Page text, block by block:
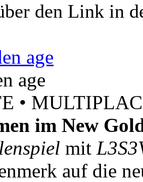
den Link in
age
•
im New
mit
auf die